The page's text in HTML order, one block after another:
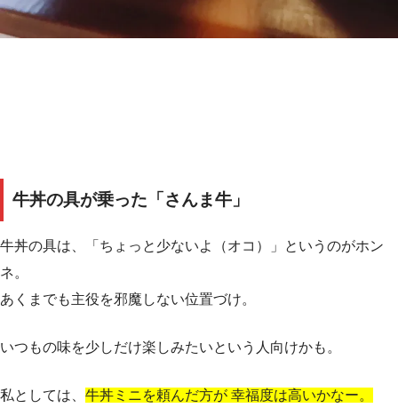
牛丼の具が乗った「さんま牛」
牛丼の具は、「ちょっと少ないよ（オコ）」というのがホン
ネ。
あくまでも主役を邪魔しない位置づけ。
いつもの味を少しだけ楽しみたいという人向けかも。
私としては、 牛丼ミニを頼んだ方が 幸福度は高いかなー。